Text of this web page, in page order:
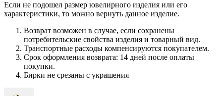
Если не подошел размер ювелирного изделия или его
характеристики, то можно вернуть данное изделие.
Возврат возможен в случае, если сохранены
потребительские свойства изделия и товарный вид.
Транспортные расходы компенсируются покупателем.
Срок оформления возврата: 14 дней после оплаты
покупки.
Бирки не срезаны с украшения